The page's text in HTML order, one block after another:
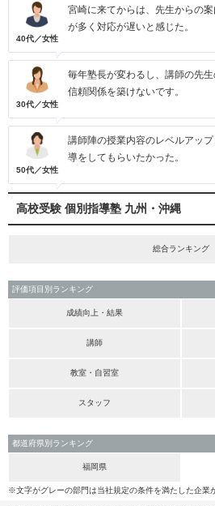
40代／女性
宮崎に来てからは、先生からの
が多く対応が遅いと感じた。
30代／女性
毎年塾長が変わるし、講師の先生
信頼関係を築けないです。
50代／女性
講師陣の授業内容のレベルアッ
導をしてもらいたかった。
高校受験 個別指導塾 九州・沖縄
総合ランキング
評価項目別ランキング
成績向上・結果
講師
教室・自習室
スタッフ
都道府県別ランキング
福岡県
※文字がグレーの部門は当社規定の条件を満たした企業